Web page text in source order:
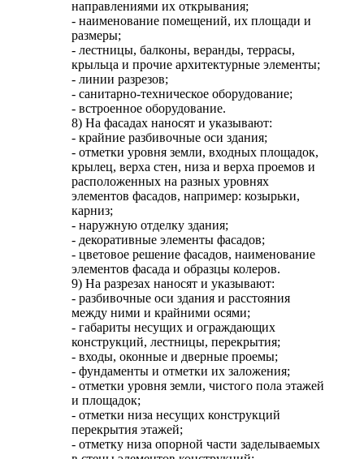
направлениями их открывания;
- наименование помещений, их площади и
размеры;
- лестницы, балконы, веранды, террасы,
крыльца и прочие архитектурные элементы;
- линии разрезов;
- санитарно-техническое оборудование;
- встроенное оборудование.
8) На фасадах наносят и указывают:
- крайние разбивочные оси здания;
- отметки уровня земли, входных площадок,
крылец, верха стен, низа и верха проемов и
расположенных на разных уровнях
элементов фасадов, например: козырьки,
карниз;
- наружную отделку здания;
- декоративные элементы фасадов;
- цветовое решение фасадов, наименование
элементов фасада и образцы колеров.
9) На разрезах наносят и указывают:
- разбивочные оси здания и расстояния
между ними и крайними осями;
- габариты несущих и ограждающих
конструкций, лестницы, перекрытия;
- входы, оконные и дверные проемы;
- фундаменты и отметки их заложения;
- отметки уровня земли, чистого пола этажей
и площадок;
- отметки низа несущих конструкций
перекрытия этажей;
- отметку низа опорной части заделываемых